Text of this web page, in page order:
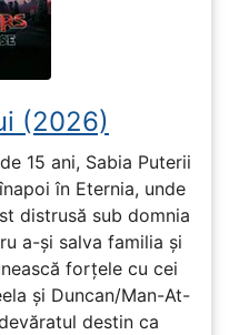
(2026)
15 ani, Sabia Puterii
în Eternia, unde
distrusă sub domnia
a-și salva familia și
forțele cu cei
și Duncan/Man-At-
destin ca